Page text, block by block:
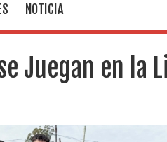
NOTICIA
Juegan en la